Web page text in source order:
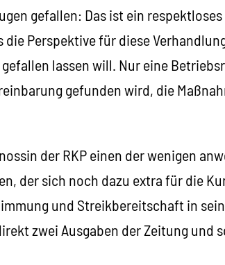
gefallen: Das ist ein
Perspektive für diese
lassen will. Nur eine
gefunden wird, die
der RKP einen der wenigen
der sich noch dazu extra für die
und Streikbereitschaft in
zwei Ausgaben der Zeitung und